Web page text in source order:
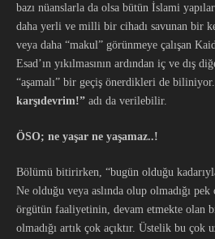
bazı nüanslarla da olsa bütün İslami
daha yerli ve milli bir cihadı savunan bir
veya daha “makul” görünmeye çalışan
Esad’ın yıkılmasının ardından iç ve dış
“aşamalı” bir geçiş önerdikleri de
karşıdevrim!” adı da verilebilir.
ÖSO; ne yaşar ne yaşamaz..!
Bölümü bitirirken, “bugün olduğu
Ne olduğu veya aslında olup olmadığı pek
örgütün faaliyetinin, devam etmekte olan
olmadığı artık çok açıktır. Üstelik bu çok